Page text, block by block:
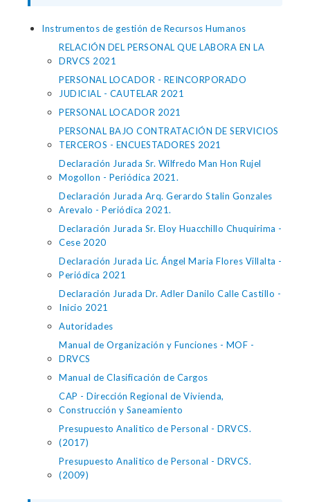
Instrumentos de gestión de Recursos Humanos
RELACIÓN DEL PERSONAL QUE LABORA EN LA
DRVCS 2021
PERSONAL LOCADOR - REINCORPORADO
JUDICIAL - CAUTELAR 2021
PERSONAL LOCADOR 2021
PERSONAL BAJO CONTRATACIÓN DE SERVICIOS
TERCEROS - ENCUESTADORES 2021
Declaración Jurada Sr. Wilfredo Man Hon Rujel
Mogollon - Periódica 2021.
Declaración Jurada Arq. Gerardo Stalin Gonzales
Arevalo - Periódica 2021.
Declaración Jurada Sr. Eloy Huacchillo Chuquirima -
Cese 2020
Declaración Jurada Lic. Ángel Maria Flores Villalta -
Periódica 2021
Declaración Jurada Dr. Adler Danilo Calle Castillo -
Inicio 2021
Autoridades
Manual de Organización y Funciones - MOF -
DRVCS
Manual de Clasificación de Cargos
CAP - Dirección Regional de Vivienda,
Construcción y Saneamiento
Presupuesto Analitico de Personal - DRVCS.
(2017)
Presupuesto Analitico de Personal - DRVCS.
(2009)